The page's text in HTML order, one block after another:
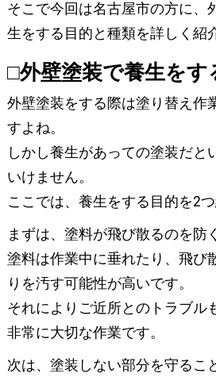
そこで今回は名古屋市の方に、
生をする目的と種類を詳しく紹
□外壁塗装で養生をす
外壁塗装をする際は塗り替え作
すよね。
しかし養生があっての塗装だと
いけません。
ここでは、養生をする目的を2つ
まずは、塗料が飛び散るのを防
塗料は作業中に垂れたり、飛び
りを汚す可能性が高いです。
それによりご近所とのトラブル
非常に大切な作業です。
次は、塗装しない部分を守るこ